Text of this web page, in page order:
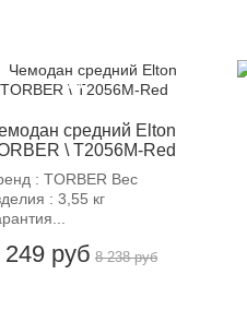
средний Elton
\ T2056M-Red
: TORBER Вес
: 3,55 кг
249 руб
-12%
8 238 руб